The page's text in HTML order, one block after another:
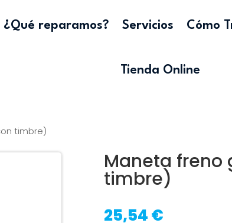
¿Qué reparamos? Servicios Cómo
Tienda Online
timbre)
Maneta freno
timbre)
25,54€